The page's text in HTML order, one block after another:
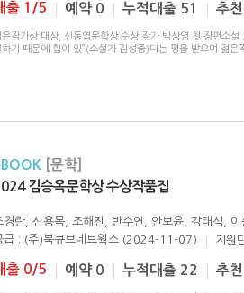
출 1/5 예약 0 누적대출 51 추
은작가상 대상, 신동엽문학상 수상 작가 박상영 첫 장편소설
하기 때문에 힘이 있”(소설가 김성중)다는 평을 받으며 젊은
[문학]
김승옥문학상 수상작품집
경란, 신용목, 조해진, 반수연, 안보윤, 강태식, 이
급 : (주)북큐브네트웍스 (2024-11-07)
지원
출 0/5 예약 0 누적대출 22 추